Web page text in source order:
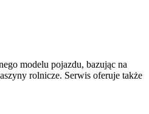
modelu pojazdu, bazując na
rolnicze. Serwis oferuje także